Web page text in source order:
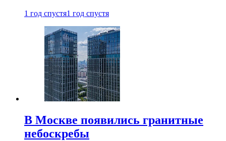
1 год спустя1 год спустя
В Москве появились гранитные
небоскребы